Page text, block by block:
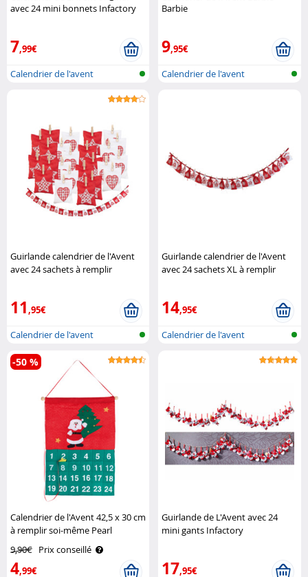
avec 24 mini bonnets Infactory
7,99€
Calendrier de l'avent
Barbie
9,95€
Calendrier de l'avent
Guirlande calendrier de l'Avent
avec 24 sachets à remplir
11,95€
Calendrier de l'avent
Guirlande calendrier de l'Avent
avec 24 sachets XL à remplir
14,95€
Calendrier de l'avent
Calendrier de l'Avent 42,5 x 30 cm
à remplir soi-même Pearl
9,90€ Prix conseillé
4,99€
-50 %
Guirlande de L'Avent avec 24
mini gants Infactory
17,95€